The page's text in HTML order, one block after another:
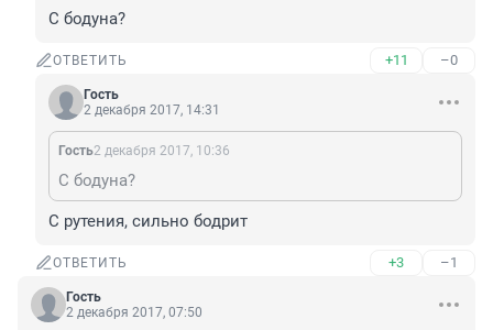
С бодуна?
ОТВЕТИТЬ +11 –0
Гость
2 декабря 2017, 14:31
Гость2 декабря 2017, 10:36
С бодуна?
С рутения, сильно бодрит
ОТВЕТИТЬ +3 –1
Гость
2 декабря 2017, 07:50